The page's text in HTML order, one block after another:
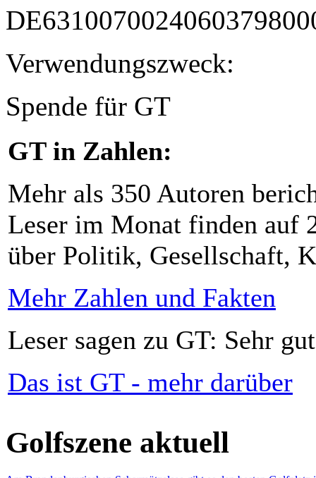
Verwendungszweck:
Spende für GT
GT in Zahlen:
Mehr als 350 Autoren
Leser im Monat finden auf
über Politik, Gesellschaft,
Mehr Zahlen und Fakten
Leser sagen zu GT: Sehr
Das ist GT - mehr darüber
Golfszene aktuell